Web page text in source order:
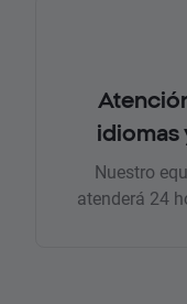
idiomas
Nuestro
atenderá 24